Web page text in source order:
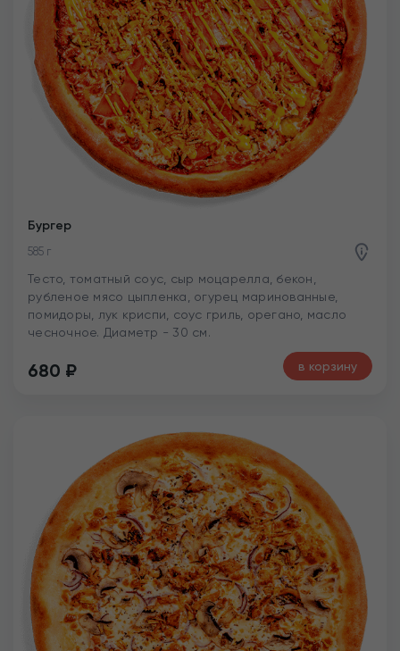
Бургер
585 г
Тесто, томатный соус, сыр моцарелла, бекон,
рубленое мясо цыпленка, огурец маринованные,
помидоры, лук криспи, соус гриль, орегано, масло
чесночное. Диаметр - 30 см.
680 ₽ в корзину